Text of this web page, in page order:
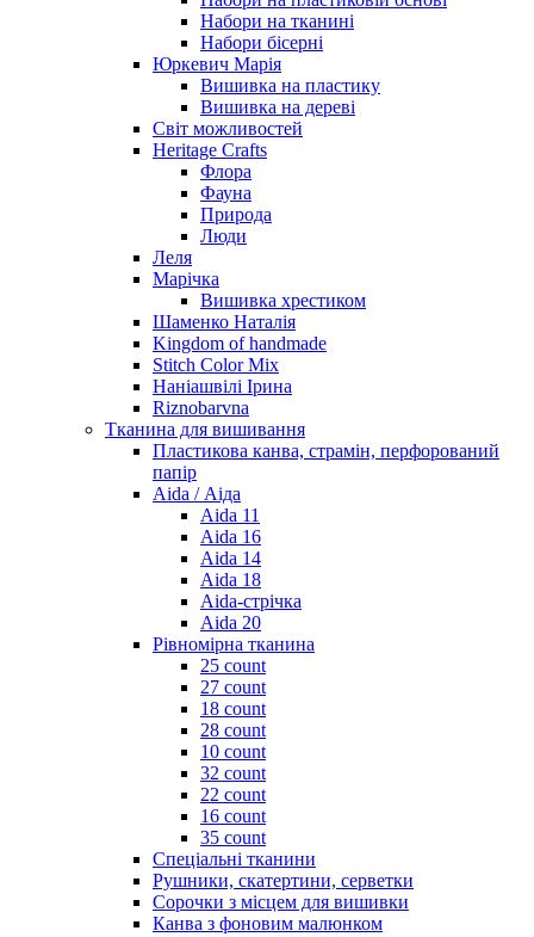
Набори на тканині
Набори бісерні
Юркевич Марія
Вишивка на пластику
Вишивка на дереві
Світ можливостей
Heritage Crafts
Флора
Фауна
Природа
Люди
Леля
Марічка
Вишивка хрестиком
Шаменко Наталія
Kingdom of handmade
Stitch Color Mix
Наніашвілі Ірина
Riznobarvna
Тканина для вишивання
Пластикова канва, страмін, перфорований
папір
Aida / Аіда
Aida 11
Aida 16
Aida 14
Aida 18
Aida-стрічка
Aida 20
Рівномірна тканина
25 count
27 count
18 count
28 count
10 count
32 count
22 count
16 count
35 count
Спеціальні тканини
Рушники, скатертини, серветки
Сорочки з місцем для вишивки
Канва з фоновим малюнком